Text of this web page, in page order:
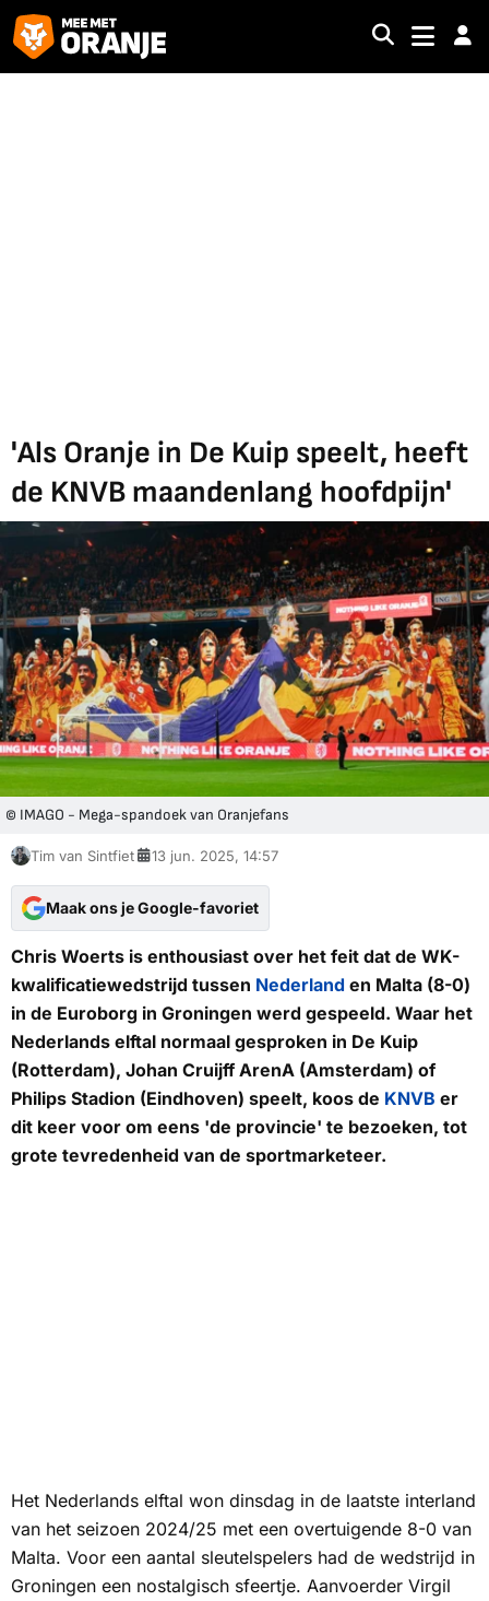
'Als Oranje in De Kuip speelt, heeft
de KNVB maandenlang hoofdpijn'
© IMAGO - Mega-spandoek van Oranjefans
Tim van Sintfiet 13 jun. 2025, 14:57
Maak ons je Google-favoriet
Chris Woerts is enthousiast over het feit dat de WK-
kwalificatiewedstrijd tussen Nederland en Malta (8-0)
in de Euroborg in Groningen werd gespeeld. Waar het
Nederlands elftal normaal gesproken in De Kuip
(Rotterdam), Johan Cruijff ArenA (Amsterdam) of
Philips Stadion (Eindhoven) speelt, koos de KNVB er
dit keer voor om eens 'de provincie' te bezoeken, tot
grote tevredenheid van de sportmarketeer.
Het Nederlands elftal won dinsdag in de laatste interland
van het seizoen 2024/25 met een overtuigende 8-0 van
Malta. Voor een aantal sleutelspelers had de wedstrijd in
Groningen een nostalgisch sfeertje. Aanvoerder Virgil